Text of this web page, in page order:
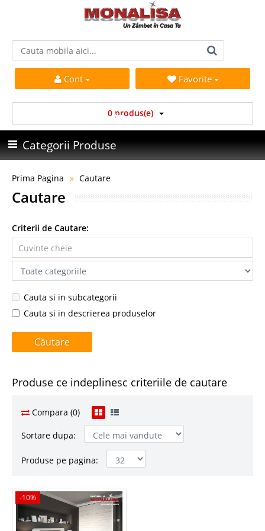
Cont Favorite
0 produs(e)
Categorii Produse
Prima Pagina Cautare
Cautare
Criterii de Cautare:
Cauta si in subcategorii
Cauta si in descrierea produselor
Produse ce indeplinesc criteriile de cautare
Compara (0)
Sortare dupa:
Produse pe pagina:
-10%
-10%